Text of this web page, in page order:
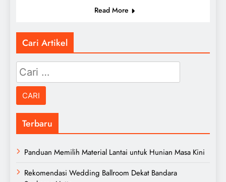
Read More
Cari Artikel
Cari
untuk:
Terbaru
Panduan Memilih Material Lantai untuk Hunian Masa Kini
Rekomendasi Wedding Ballroom Dekat Bandara